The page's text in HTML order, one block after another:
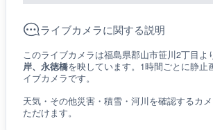
ライブカメラに関する説明
このライブカメラは福島県郡山市笹川2丁目よ
岸、永徳橋を映しています。1時間ごとに静止
イブカメラです。
天気・その他災害・積雪・河川を確認するカ
ただけます。